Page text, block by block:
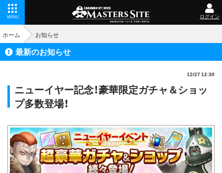
MENU ログイン
ホーム お知らせ
最新のお知らせ
12/27 12:30
ニューイヤー記念！豪華限定ガチャ＆ショッ
プ多数登場！